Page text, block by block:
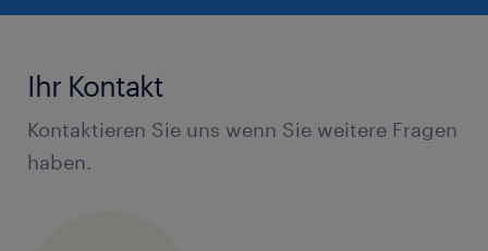
Ihr Kontakt
Kontaktieren Sie uns wenn Sie weitere Fragen
haben.